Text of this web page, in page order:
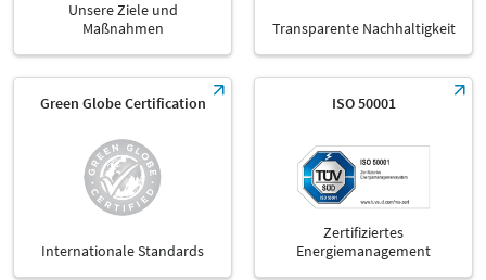
Unsere Ziele und
Maßnahmen
Transparente Nachhaltigkeit
Green Globe Certification
Internationale Standards
ISO 50001
Zertifiziertes
Energiemanagement